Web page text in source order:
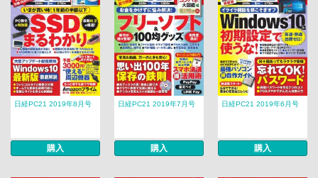
日経PC21 2019年8月号
購入
日経PC21 2019年7月号
購入
日経PC21 2019年6月号
購入